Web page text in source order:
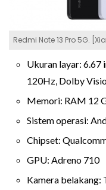
Redmi Note 13 Pro 5G.
Ukuran layar: 6.67
120Hz, Dolby
Memori: RAM 12
Sistem operasi:
Chipset:
GPU: Adreno 710
Kamera